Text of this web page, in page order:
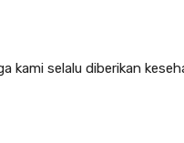
kami selalu diberikan